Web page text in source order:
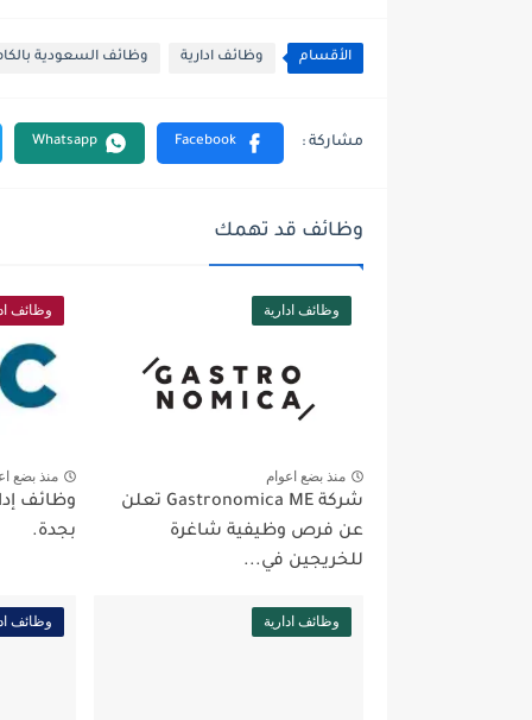
الأقسام وظائف ادارية وظائف السعودية
وظائف قد تهمك
وظائف ادارية
منذ بضع اعوام
شركة Gastronomica ME تعلن
عن فرص وظيفية شاغرة
للخريجين في...
وظائف
منذ بضع
بجدة.
وظائف ادارية وظائف